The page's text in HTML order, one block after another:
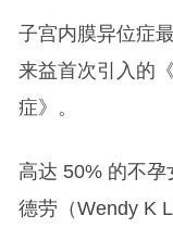
子宫内膜异位症
来益首次引入的
症》。
高达 50% 的不孕
德劳（Wendy K